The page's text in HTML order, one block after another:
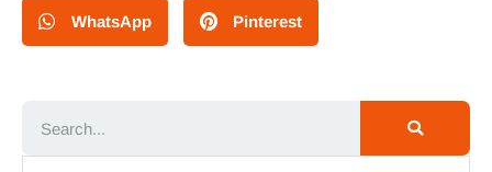
WhatsApp Pinterest